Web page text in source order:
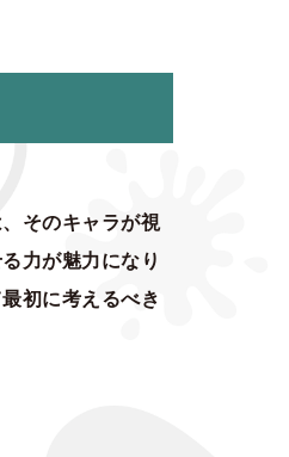
そのキャラが視
力が魅力になり
初に考えるべき